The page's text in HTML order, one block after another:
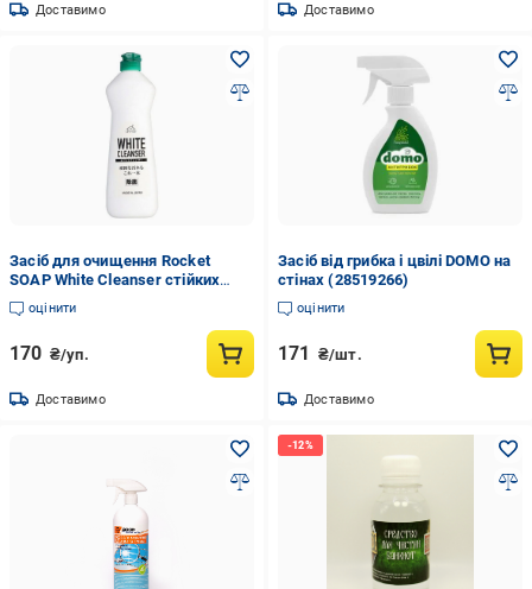
Доставимо Доставимо
Засіб для очищення Rocket
SOAP White Cleanser стійких
забруднень 360 г (2899412500)
оцінити
170 ₴/уп.
Доставимо
Засіб від грибка і цвілі DOMO на
стінах (28519266)
оцінити
171 ₴/шт.
Доставимо